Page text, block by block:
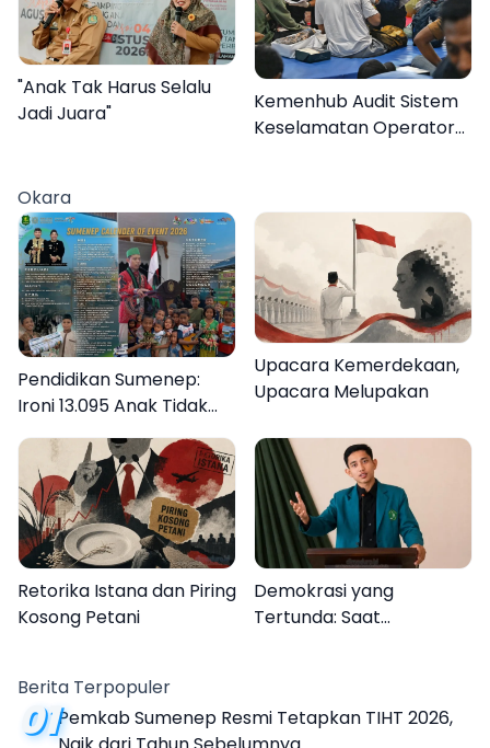
"Anak Tak Harus Selalu
Jadi Juara"
Kemenhub Audit Sistem
Keselamatan Operator
Okara
Pendidikan Sumenep:
Ironi 13.095 Anak Tidak
Sekolah Menyaksikan
Semarak Festival
Kalender Event 2026
Upacara Kemerdekaan,
Upacara Melupakan
Retorika Istana dan Piring
Kosong Petani
Demokrasi yang
Tertunda: Saat
Berita Terpopuler
01Pemkab Sumenep Resmi Tetapkan TIHT 2026,